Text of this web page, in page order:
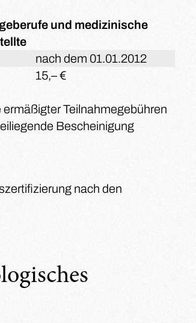
und medizinische
nach dem 01.01.2012
15,– €
Teilnahmegebühren
Bescheinigung
nach den